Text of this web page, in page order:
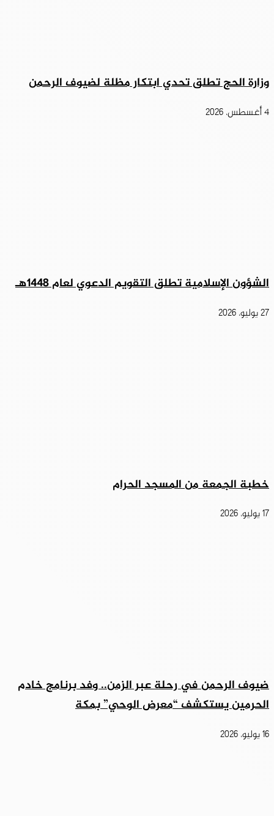
وزارة الحج تطلق تحدي ابتكار مظلة لضيوف الرحمن
4 أغسطس، 2026
الشؤون الإسلامية تطلق التقويم الدعوي لعام 1448هـ
27 يوليو، 2026
خطبة الجمعة من المسجد الحرام
17 يوليو، 2026
ضيوف الرحمن في رحلة عبر الزمن.. وفد برنامج خادم
الحرمين يستكشف “معرض الوحي” بمكة
16 يوليو، 2026